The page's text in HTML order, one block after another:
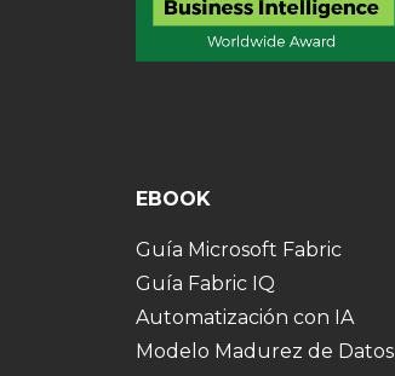
EBOOK
Guía Microsoft Fabric
Guía Fabric IQ
Automatización con IA
Modelo Madurez de Datos